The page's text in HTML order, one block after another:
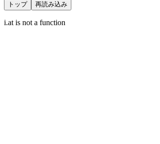
トップ 再読み込み
i.at is not a function